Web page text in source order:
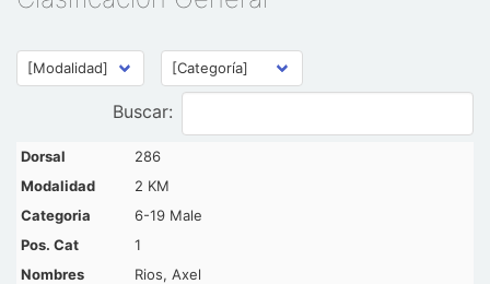
Buscar:
286
2 KM
6-19 Male
1
Rios, Axel